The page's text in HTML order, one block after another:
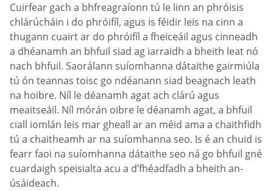
Cuirfear gach a bhfreagraíonn tú le linn an phróisis
chlárúcháin i do phróifíl, agus is féidir leis na cinn a
thugann cuairt ar do phróifíl a fheiceáil agus cinneadh
a dhéanamh an bhfuil siad ag iarraidh a bheith leat nó
nach bhfuil. Saorálann suíomhanna dátaithe gairmiúla
tú ón teannas toisc go ndéanann siad beagnach leath
na hoibre. Níl le déanamh agat ach clárú agus
meaitseáil. Níl mórán oibre le déanamh agat, a bhfuil
ciall iomlán leis mar gheall ar an méid ama a chaithfidh
tú a chaitheamh ar na suíomhanna seo. Is é an chuid is
fearr faoi na suíomhanna dátaithe seo ná go bhfuil gné
cuardaigh speisialta acu a d’fhéadfadh a bheith an-
úsáideach.